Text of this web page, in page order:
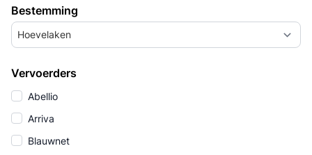
Bestemming
Hoevelaken
Vervoerders
Abellio
Arriva
Blauwnet